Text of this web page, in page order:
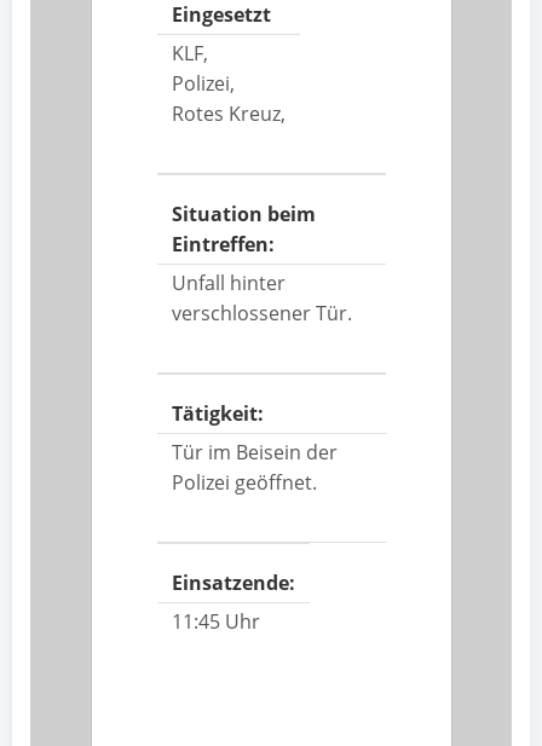
Eingesetzt
KLF,
Polizei,
Rotes Kreuz,
Situation beim
Eintreffen:
Unfall hinter
verschlossener Tür.
Tätigkeit:
Tür im Beisein der
Polizei geöffnet.
Einsatzende:
11:45 Uhr